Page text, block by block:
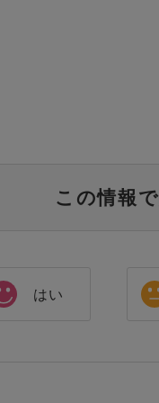
この情報
はい